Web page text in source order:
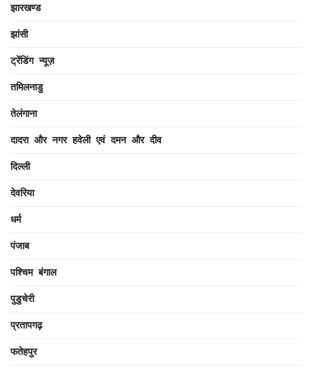
झारखण्ड
झांसी
ट्रेंडिंग न्यूज़
तमिलनाडु
तेलंगाना
दादरा और नगर हवेली एवं दमन और दीव
दिल्ली
देवरिया
धर्म
पंजाब
पश्चिम बंगाल
पुडुचेरी
प्रतापगढ़
फतेहपुर